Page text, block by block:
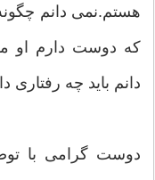
هستم.نمی دانم
که دوست دارم او
دانم باید چه رفتاری
دوست گرامی با